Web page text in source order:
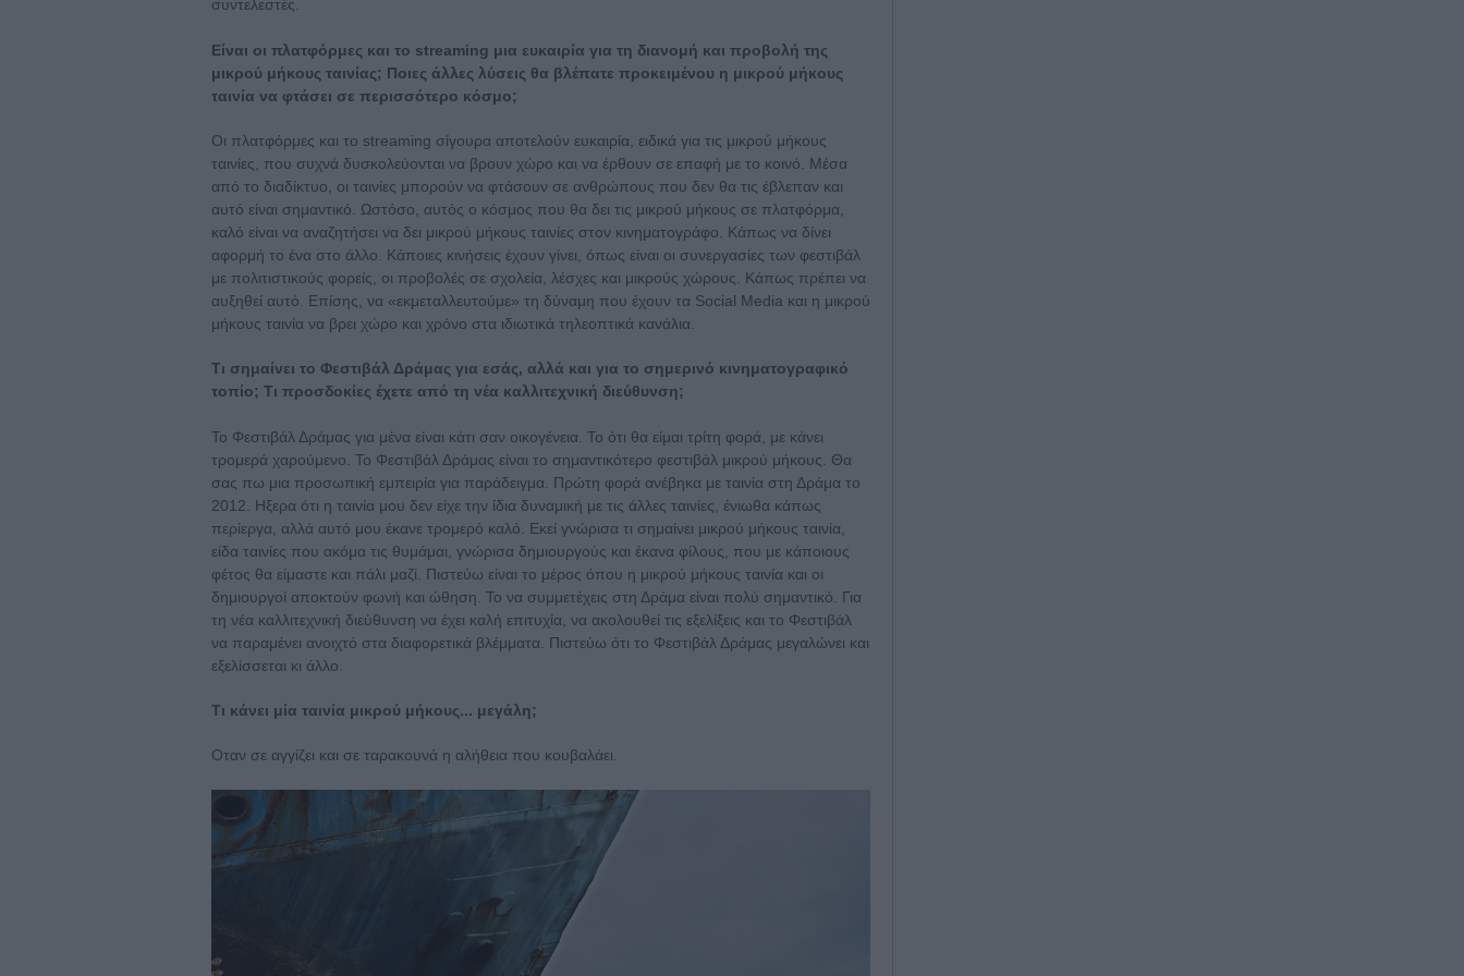
συντελεστές.
Είναι οι πλατφόρμες και το streaming μια ευκαιρία για τη διανομή και προβολή της
μικρού μήκους ταινίας; Ποιες άλλες λύσεις θα βλέπατε προκειμένου η μικρού μήκους
ταινία να φτάσει σε περισσότερο κόσμο;
Οι πλατφόρμες και το streaming σίγουρα αποτελούν ευκαιρία, ειδικά για τις μικρού μήκους
ταινίες, που συχνά δυσκολεύονται να βρουν χώρο και να έρθουν σε επαφή με το κοινό. Μέσα
από το διαδίκτυο, οι ταινίες μπορούν να φτάσουν σε ανθρώπους που δεν θα τις έβλεπαν και
αυτό είναι σημαντικό. Ωστόσο, αυτός ο κόσμος που θα δει τις μικρού μήκους σε πλατφόρμα,
καλό είναι να αναζητήσει να δει μικρού μήκους ταινίες στον κινηματογράφο. Κάπως να δίνει
αφορμή το ένα στο άλλο. Κάποιες κινήσεις έχουν γίνει, όπως είναι οι συνεργασίες των φεστιβάλ
με πολιτιστικούς φορείς, οι προβολές σε σχολεία, λέσχες και μικρούς χώρους. Κάπως πρέπει να
αυξηθεί αυτό. Επίσης, να «εκμεταλλευτούμε» τη δύναμη που έχουν τα Social Media και η μικρού
μήκους ταινία να βρει χώρο και χρόνο στα ιδιωτικά τηλεοπτικά κανάλια.
Τι σημαίνει το Φεστιβάλ Δράμας για εσάς, αλλά και για το σημερινό κινηματογραφικό
τοπίο; Τι προσδοκίες έχετε από τη νέα καλλιτεχνική διεύθυνση;
Το Φεστιβάλ Δράμας για μένα είναι κάτι σαν οικογένεια. Το ότι θα είμαι τρίτη φορά, με κάνει
τρομερά χαρούμενο. Το Φεστιβάλ Δράμας είναι το σημαντικότερο φεστιβάλ μικρού μήκους. Θα
σας πω μια προσωπική εμπειρία για παράδειγμα. Πρώτη φορά ανέβηκα με ταινία στη Δράμα το
2012. Ηξερα ότι η ταινία μου δεν είχε την ίδια δυναμική με τις άλλες ταινίες, ένιωθα κάπως
περίεργα, αλλά αυτό μου έκανε τρομερό καλό. Εκεί γνώρισα τι σημαίνει μικρού μήκους ταινία,
είδα ταινίες που ακόμα τις θυμάμαι, γνώρισα δημιουργούς και έκανα φίλους, που με κάποιους
φέτος θα είμαστε και πάλι μαζί. Πιστεύω είναι το μέρος όπου η μικρού μήκους ταινία και οι
δημιουργοί αποκτούν φωνή και ώθηση. Το να συμμετέχεις στη Δράμα είναι πολύ σημαντικό. Για
τη νέα καλλιτεχνική διεύθυνση να έχει καλή επιτυχία, να ακολουθεί τις εξελίξεις και το Φεστιβάλ
να παραμένει ανοιχτό στα διαφορετικά βλέμματα. Πιστεύω ότι το Φεστιβάλ Δράμας μεγαλώνει και
εξελίσσεται κι άλλο.
Τι κάνει μία ταινία μικρού μήκους... μεγάλη;
Οταν σε αγγίζει και σε ταρακουνά η αλήθεια που κουβαλάει.